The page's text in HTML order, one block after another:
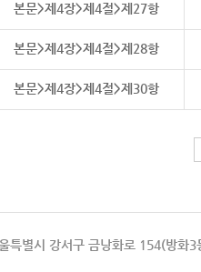
본문>제4장>제4절>제27항
본문>제4장>제4절>제28항
본문>제4장>제4절>제30항
특별시 강서구 금낭화로 154(방화3